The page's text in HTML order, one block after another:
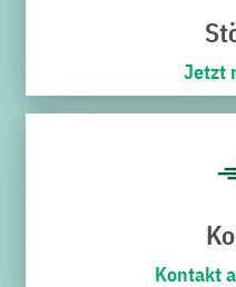
eine ganzheitliche Lösung
über 70 ZEO-Elektroautos
KVV.regiomove-App
„Mit der Erweiterung der
KVV.regiomove schafft
Fahrrad und so weiter.
Möglichkeit,
Jetzt
Kontakt